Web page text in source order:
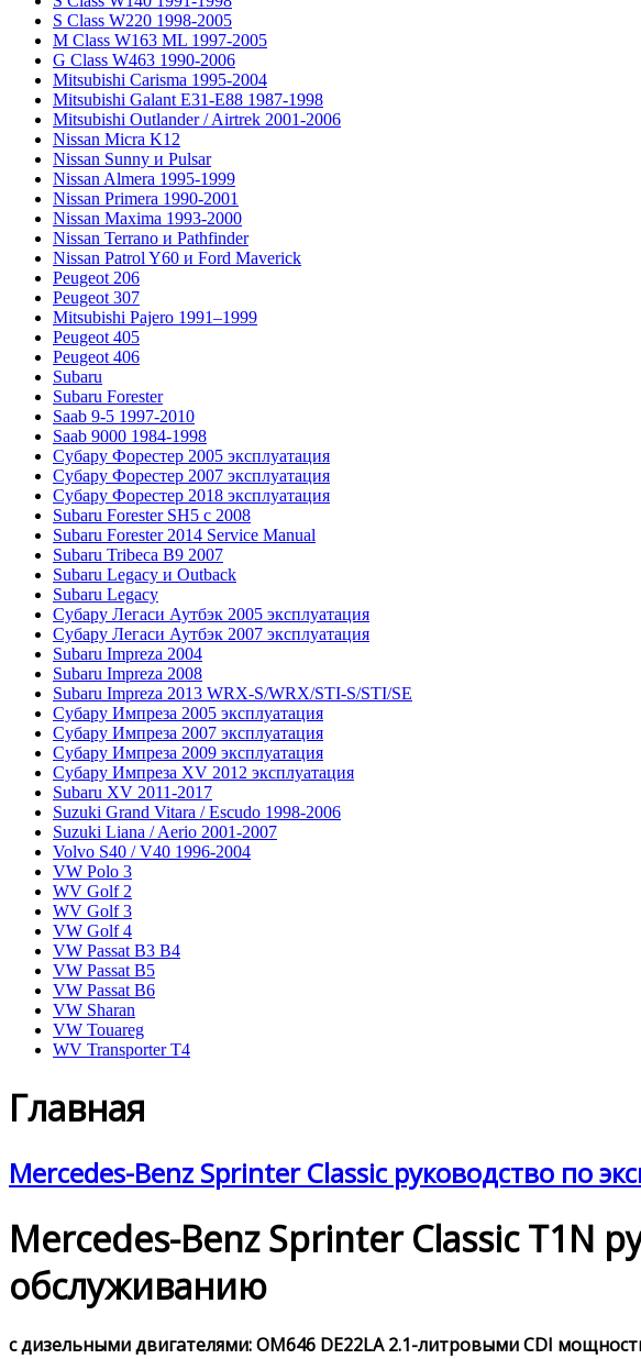
S Class W220 1998-2005
M Class W163 ML 1997-2005
G Class W463 1990-2006
Mitsubishi Carisma 1995-2004
Mitsubishi Galant E31-E88 1987-1998
Mitsubishi Outlander / Airtrek 2001-2006
Nissan Micra K12
Nissan Sunny и Pulsar
Nissan Almera 1995-1999
Nissan Primera 1990-2001
Nissan Maxima 1993-2000
Nissan Terrano и Pathfinder
Nissan Patrol Y60 и Ford Maverick
Peugeot 206
Peugeot 307
Mitsubishi Pajero 1991–1999
Peugeot 405
Peugeot 406
Subaru
Subaru Forester
Saab 9-5 1997-2010
Saab 9000 1984-1998
Субару Форестер 2005 эксплуатация
Субару Форестер 2007 эксплуатация
Субару Форестер 2018 эксплуатация
Subaru Forester SH5 с 2008
Subaru Forester 2014 Service Manual
Subaru Tribeca В9 2007
Subaru Legacy и Outback
Subaru Legacy
Субару Легаси Аутбэк 2005 эксплуатация
Субару Легаси Аутбэк 2007 эксплуатация
Subaru Impreza 2004
Subaru Impreza 2008
Subaru Impreza 2013 WRX-S/WRX/STI-S/STI/SE
Субару Импреза 2005 эксплуатация
Субару Импреза 2007 эксплуатация
Субару Импреза 2009 эксплуатация
Субару Импреза XV 2012 эксплуатация
Subaru XV 2011-2017
Suzuki Grand Vitara / Escudo 1998-2006
Suzuki Liana / Aerio 2001-2007
Volvo S40 / V40 1996-2004
VW Polo 3
WV Golf 2
WV Golf 3
VW Golf 4
VW Passat B3 B4
VW Passat B5
VW Passat B6
VW Sharan
VW Touareg
WV Transporter T4
Главная
Mercedes-Benz Sprinter Classic руководство по
Mercedes-Benz Sprinter Classic T1N
обслуживанию
с дизельными двигателями: OM646 DE22LA 2.1-литровыми CDI